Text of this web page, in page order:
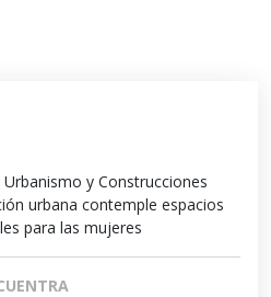
y Construcciones
urbana contemple espacios
para las mujeres